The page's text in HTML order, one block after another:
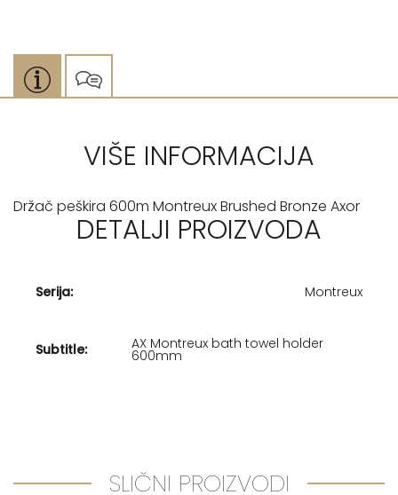
VIŠE INFORMACIJA
Držač peškira 600m Montreux Brushed Bronze Axor
DETALJI PROIZVODA
Serija: Montreux
Subtitle: AX Montreux bath towel holder
600mm
SLIČNI PROIZVODI